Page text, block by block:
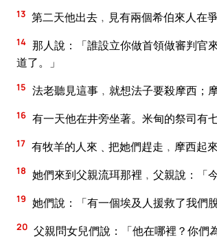
13 第二天他出去﹐見有兩個希伯來人在
14 那人說：「誰設立你做首領做審判官
道了。」
15 法老聽見這事﹐就想法子要殺摩西；
16 有一天他在井旁坐著。米甸的祭司有
17 有牧羊的人來﹑把她們趕走﹐摩西起
18 她們來到父親流珥那裡﹐父親說：「
19 她們說：「有一個埃及人援救了我們
20 父親問女兒們說：「他在哪裡？你們